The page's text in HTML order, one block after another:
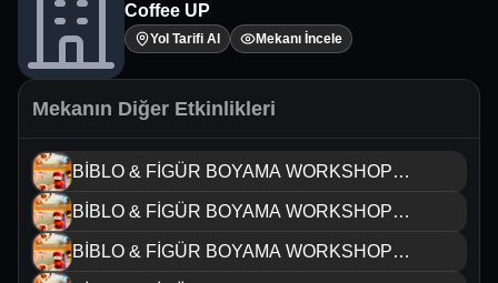
Coffee UP
Yol Tarifi Al Mekanı İncele
Mekanın Diğer Etkinlikleri
BİBLO & FİGÜR BOYAMA WORKSHOP
ANKARA
BİBLO & FİGÜR BOYAMA WORKSHOP
ANKARA
BİBLO & FİGÜR BOYAMA WORKSHOP
ANKARA